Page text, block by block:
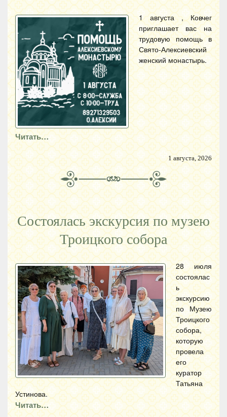
1 августа , Ковчег
приглашает вас на
трудовую помощь в
Свято-Алексиевский
женский монастырь.
Читать…
1 августа, 2026
Состоялась экскурсия по музею
Троицкого собора
28 июля
состоялас
ь
экскурсию
по Музею
Троицкого
собора,
которую
провела
его
куратор
Татьяна
Устинова.
Читать…